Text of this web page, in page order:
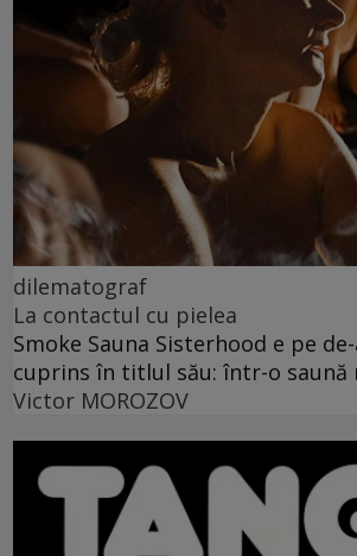
dilematograf
La contactul cu pielea
Smoke Sauna Sisterhood e pe
cuprins în titlul său: într-o saună
Victor MOROZOV